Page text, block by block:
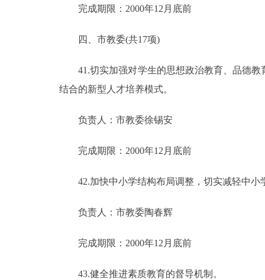
完成期限：2000年12月底前
四、市教委(共17项)
41.切实加强对学生的思想政治教育、品德教
结合的新型人才培养模式。
负责人：市教委徐锡安
完成期限：2000年12月底前
42.加快中小学结构布局调整，切实减轻中小
负责人：市教委陶春辉
完成期限：2000年12月底前
43.健全推进素质教育的督导机制。